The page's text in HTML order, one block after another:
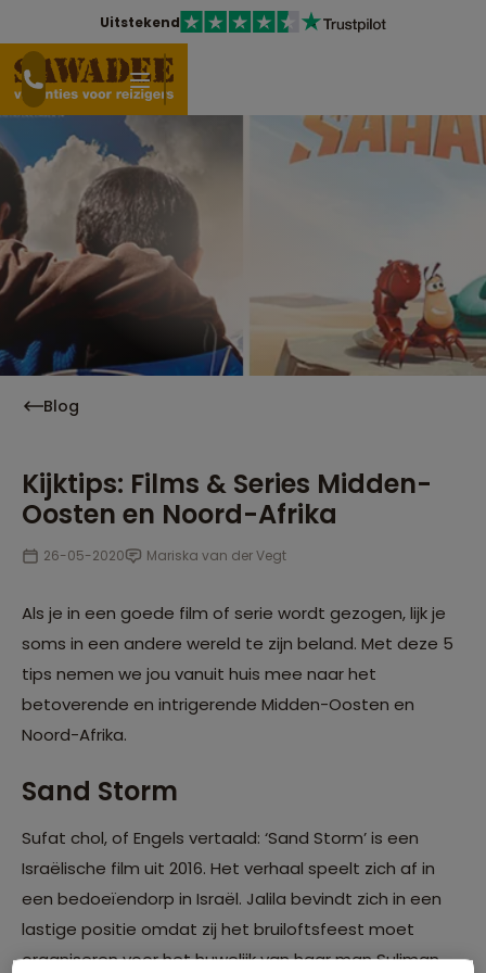
Uitstekend
Blog
Kijktips: Films & Series Midden-
Oosten en Noord-Afrika
26-05-2020 Mariska van der Vegt
Als je in een goede film of serie wordt gezogen, lijk je
soms in een andere wereld te zijn beland. Met deze 5
tips nemen we jou vanuit huis mee naar het
betoverende en intrigerende Midden-Oosten en
Noord-Afrika.
Sand Storm
Sufat chol, of Engels vertaald: ‘Sand Storm’ is een
Israëlische film uit 2016. Het verhaal speelt zich af in
een bedoeïendorp in Israël. Jalila bevindt zich in een
lastige positie omdat zij het bruiloftsfeest moet
organiseren voor het huwelijk van haar man Suliman